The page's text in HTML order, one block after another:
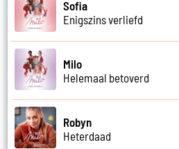
Sofia
Enigszins verliefd
Milo
Helemaal betoverd
Robyn
Heterdaad